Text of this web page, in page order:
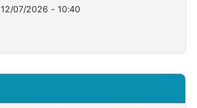
12/07/2026 - 10:40